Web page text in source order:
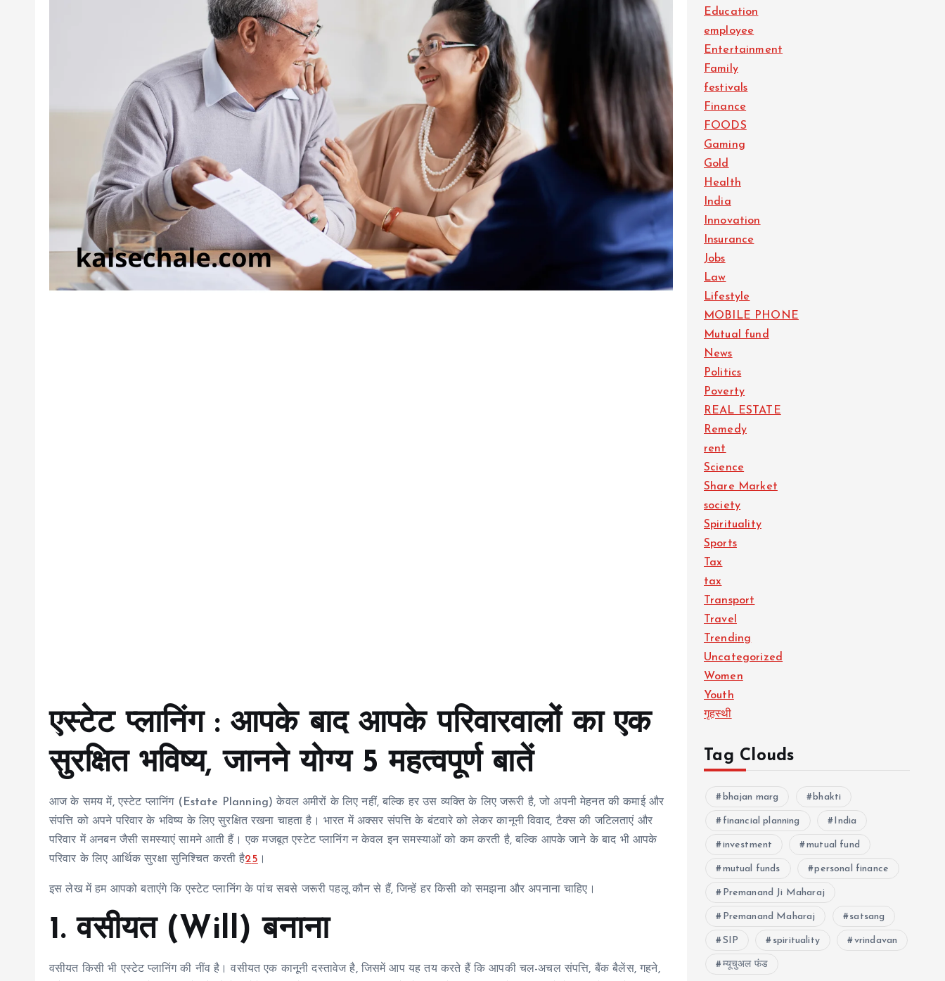
एस्टेट प्लानिंग : आपके बाद आपके परिवारवालों का एक
सुरक्षित भविष्य, जानने योग्य 5 महत्वपूर्ण बातें
आज के समय में, एस्टेट प्लानिंग (Estate Planning) केवल अमीरों के लिए नहीं, बल्कि हर उस व्यक्ति के लिए जरूरी है, जो अपनी मेहनत की कमाई और
संपत्ति को अपने परिवार के भविष्य के लिए सुरक्षित रखना चाहता है। भारत में अक्सर संपत्ति के बंटवारे को लेकर कानूनी विवाद, टैक्स की जटिलताएं और
परिवार में अनबन जैसी समस्याएं सामने आती हैं। एक मजबूत एस्टेट प्लानिंग न केवल इन समस्याओं को कम करती है, बल्कि आपके जाने के बाद भी आपके
परिवार के लिए आर्थिक सुरक्षा सुनिश्चित करती है25 ।
इस लेख में हम आपको बताएंगे कि एस्टेट प्लानिंग के पांच सबसे जरूरी पहलू कौन से हैं, जिन्हें हर किसी को समझना और अपनाना चाहिए।
1. वसीयत (Will) बनाना
वसीयत किसी भी एस्टेट प्लानिंग की नींव है। वसीयत एक कानूनी दस्तावेज है, जिसमें आप यह तय करते हैं कि आपकी चल-अचल संपत्ति, बैंक बैलेंस, गहने,
Education
employee
Entertainment
Family
festivals
Finance
FOODS
Gaming
Gold
Health
India
Innovation
Insurance
Jobs
Law
Lifestyle
MOBILE PHONE
Mutual fund
News
Politics
Poverty
REAL ESTATE
Remedy
rent
Science
Share Market
society
Spirituality
Sports
Tax
tax
Transport
Travel
Trending
Uncategorized
Women
Youth
गृहस्थी
Tag Clouds
bhajan marg bhakti
financial planning India
investment mutual fund
mutual funds personal finance
Premanand Ji Maharaj
Premanand Maharaj satsang
SIP spirituality vrindavan
म्यूचुअल फंड